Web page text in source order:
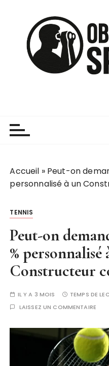
Accueil » Peut-on
personnalisé à un
TENNIS
Peut-on
% personnalisé
Constructeur
IL Y A 3 MOIS TEMPS DE
LAISSEZ UN COMMENTAIRE